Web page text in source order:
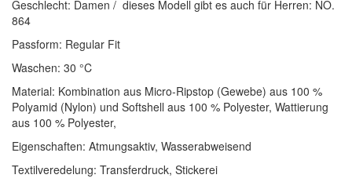
Geschlecht: Damen / dieses Modell gibt es auch für Herren: NO.
864
Passform: Regular Fit
Waschen: 30 °C
Material: Kombination aus Micro-Ripstop (Gewebe) aus 100 %
Polyamid (Nylon) und Softshell aus 100 % Polyester, Wattierung
aus 100 % Polyester,
Eigenschaften: Atmungsaktiv, Wasserabweisend
Textilveredelung: Transferdruck, Stickerei